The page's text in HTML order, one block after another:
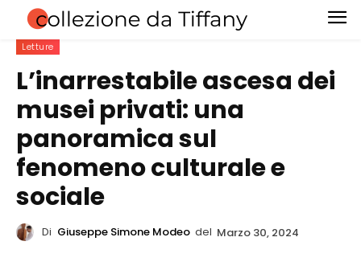
Letture
L’inarrestabile ascesa dei
musei privati: una
panoramica sul
fenomeno culturale e
sociale
Di Giuseppe Simone Modeo del Marzo 30, 2024